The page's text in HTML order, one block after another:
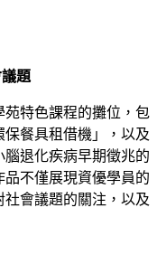
題
特色課程的攤位，包
餐具租借機」，以及
退化疾病早期徵兆的
品不僅展現資優學員的
會議題的關注，以及